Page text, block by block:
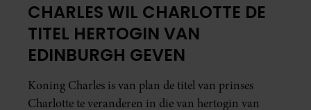
CHARLES WIL CHARLOTTE DE
TITEL HERTOGIN VAN
EDINBURGH GEVEN
Koning Charles is van plan de titel van prinses
Charlotte te veranderen in die van hertogin van